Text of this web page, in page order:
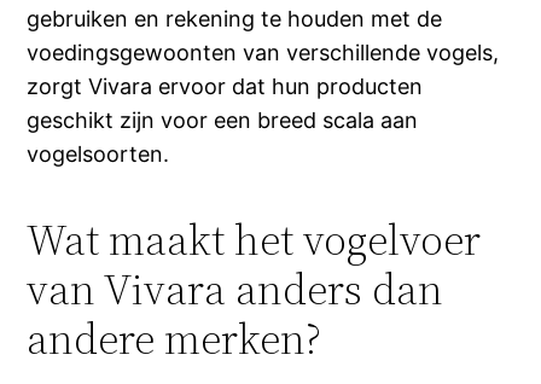
gebruiken en rekening te houden met de
voedingsgewoonten van verschillende vogels,
zorgt Vivara ervoor dat hun producten
geschikt zijn voor een breed scala aan
vogelsoorten.
Wat maakt het vogelvoer
van Vivara anders dan
andere merken?